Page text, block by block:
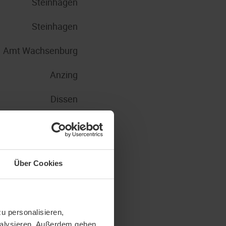
Über Cookies
personalisieren,
Außerdem geben
Steinhagen
Amt Wachsenburg
Anzing
Dissen
Nohfelden
Steinhagen
Steinhagen